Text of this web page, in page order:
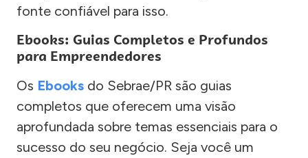
fonte confiável para isso.
Ebooks: Guias Completos e Profundos
para Empreendedores
Os Ebooks do Sebrae/PR são guias
completos que oferecem uma visão
aprofundada sobre temas essenciais para o
sucesso do seu negócio. Seja você um